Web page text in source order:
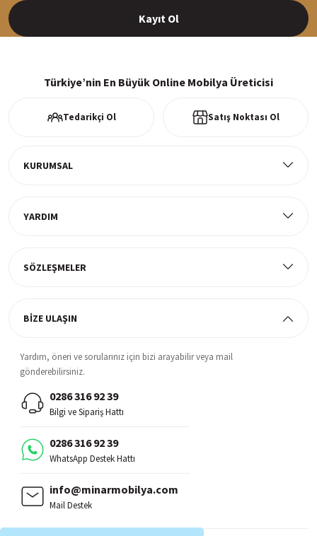
Kayıt Ol
Türkiye’nin En Büyük Online Mobilya Üreticisi
Tedarikçi Ol Satış Noktası Ol
KURUMSAL
YARDIM
SÖZLEŞMELER
BİZE ULAŞIN
Yardım, öneri ve sorularınız için bizi arayabilir veya mail
gönderebilirsiniz.
0286 316 92 39
Bilgi ve Sipariş Hattı
0286 316 92 39
WhatsApp Destek Hattı
info@minarmobilya.com
Mail Destek